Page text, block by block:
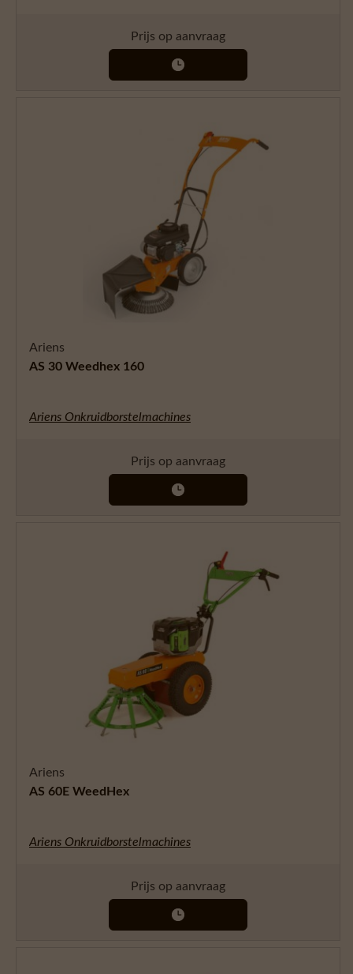
Prijs op aanvraag
Ariens
AS 30 Weedhex 160
Ariens Onkruidborstelmachines
Prijs op aanvraag
Ariens
AS 60E WeedHex
Ariens Onkruidborstelmachines
Prijs op aanvraag